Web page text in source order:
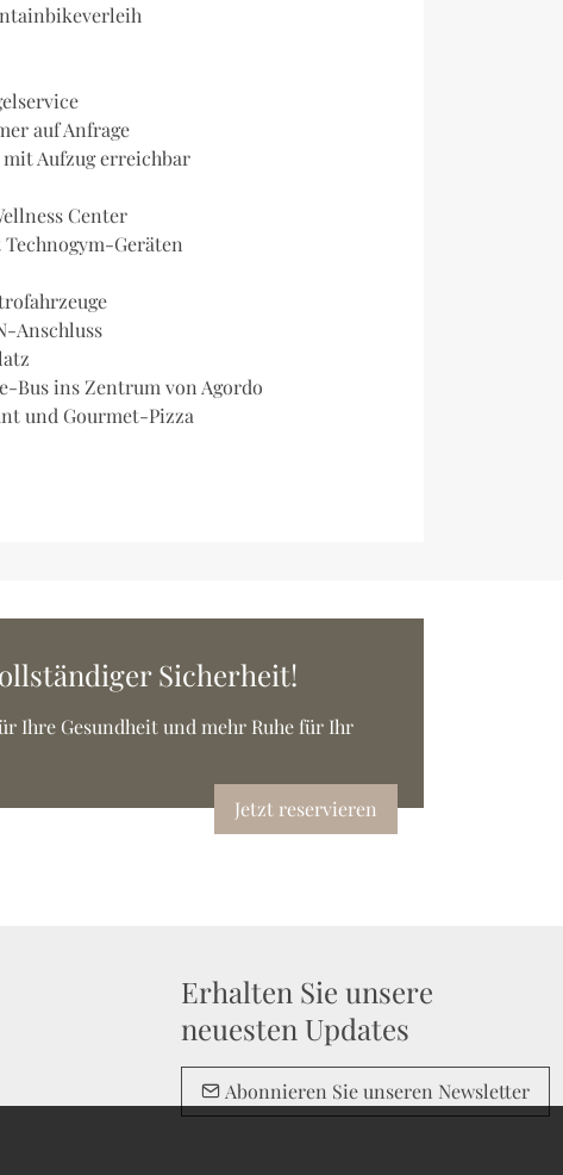
auf Anfrage
Aufzug erreichbar
Center
Geräten
Anschluss
Bus ins Zentrum von Agordo
und Gourmet-Pizza
Sicherheit!
Ihre Gesundheit und mehr Ruhe für Ihr
Jetzt reservieren
Erhalten Sie unsere
neuesten Updates
Abonnieren Sie unseren Newsletter